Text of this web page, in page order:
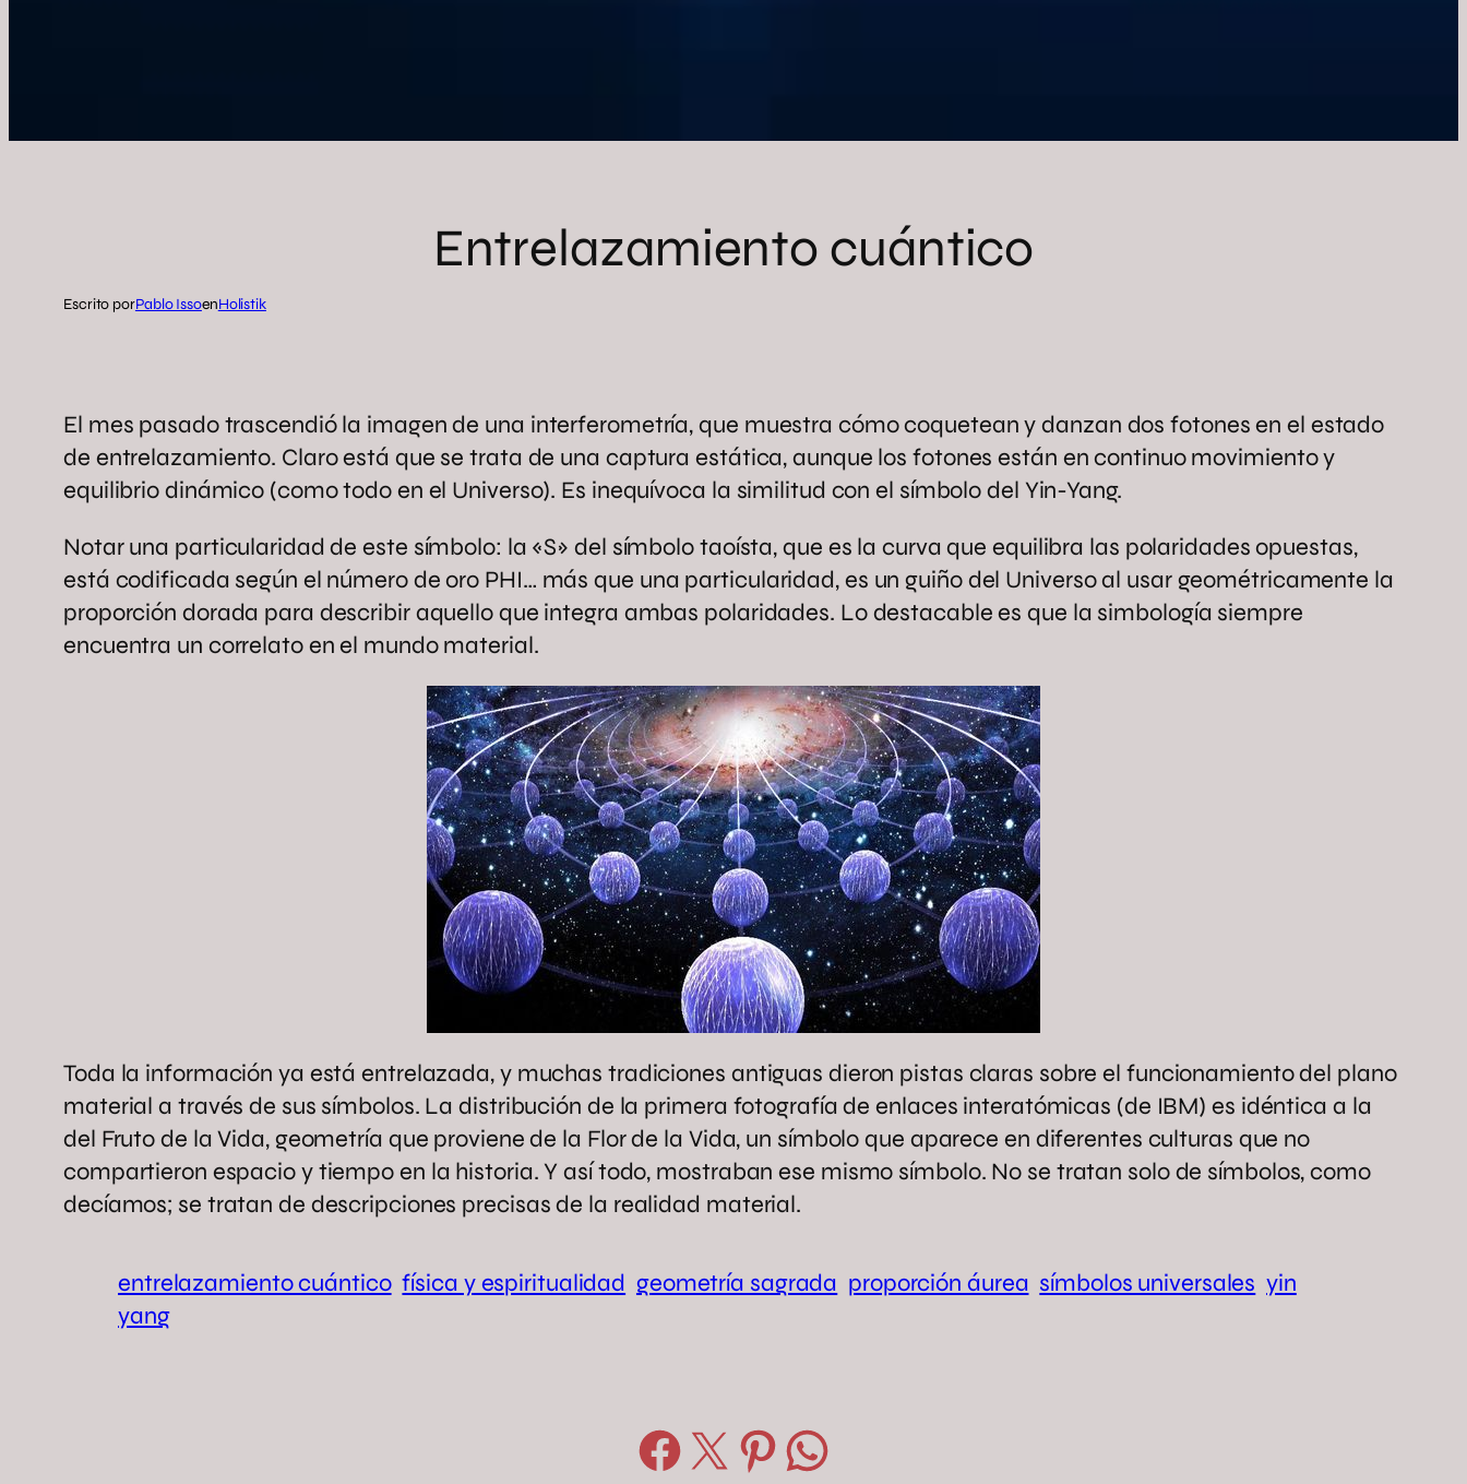
Entrelazamiento cuántico
Escrito porPablo IssoenHolistik
El mes pasado trascendió la imagen de una interferometría, que muestra cómo coquetean y danzan dos fotones en el estado
de entrelazamiento. Claro está que se trata de una captura estática, aunque los fotones están en continuo movimiento y
equilibrio dinámico (como todo en el Universo). Es inequívoca la similitud con el símbolo del Yin-Yang.
Notar una particularidad de este símbolo: la «S» del símbolo taoísta, que es la curva que equilibra las polaridades opuestas,
está codificada según el número de oro PHI… más que una particularidad, es un guiño del Universo al usar geométricamente la
proporción dorada para describir aquello que integra ambas polaridades. Lo destacable es que la simbología siempre
encuentra un correlato en el mundo material.
Toda la información ya está entrelazada, y muchas tradiciones antiguas dieron pistas claras sobre el funcionamiento del plano
material a través de sus símbolos. La distribución de la primera fotografía de enlaces interatómicas (de IBM) es idéntica a la
del Fruto de la Vida, geometría que proviene de la Flor de la Vida, un símbolo que aparece en diferentes culturas que no
compartieron espacio y tiempo en la historia. Y así todo, mostraban ese mismo símbolo. No se tratan solo de símbolos, como
decíamos; se tratan de descripciones precisas de la realidad material.
entrelazamiento cuántico física y espiritualidad geometría sagrada proporción áurea símbolos universales yin
yang
Compartir en Facebook
Compartir en X Compartir en Pinterest
Compartir en WhatsApp